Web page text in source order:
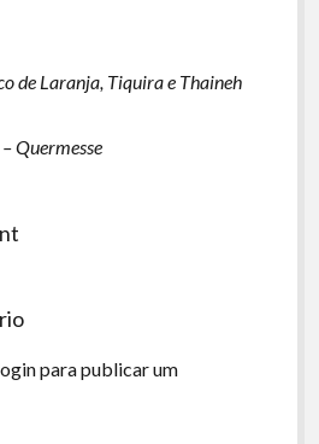
de Laranja, Tiquira e Thaineh
Quermesse
para publicar um